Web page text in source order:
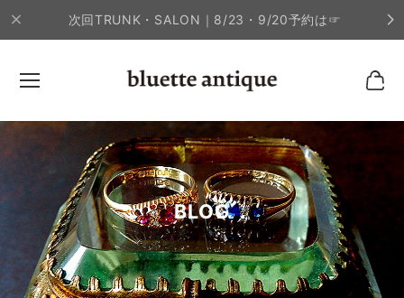
次回TRUNK・SALON｜8/23・9/20予約は☞
BLOG